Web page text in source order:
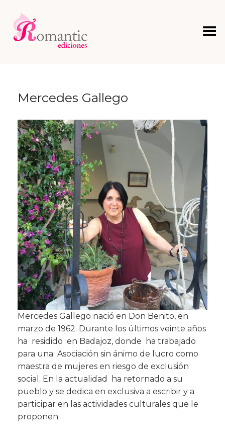
Menú
Mercedes Gallego
Mercedes Gallego nació en Don Benito, en
marzo de 1962. Durante los últimos veinte años
ha residido en Badajoz, donde ha trabajado
para una Asociación sin ánimo de lucro como
maestra de mujeres en riesgo de exclusión
social. En la actualidad ha retornado a su
pueblo y se dedica en exclusiva a escribir y a
participar en las actividades culturales que le
proponen.